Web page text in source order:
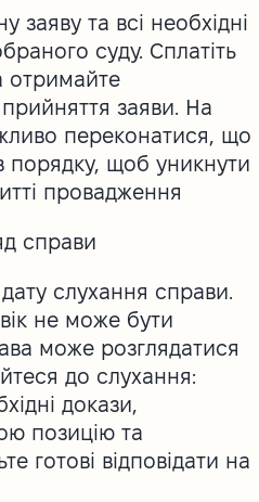
заяву та всі необхідні
суду. Сплатіть
отримайте
заяви. На
переконатися, що
порядку, щоб уникнути
провадження
справи
слухання справи.
не може бути
може розглядатися
до слухання:
докази,
позицію та
готові відповідати на